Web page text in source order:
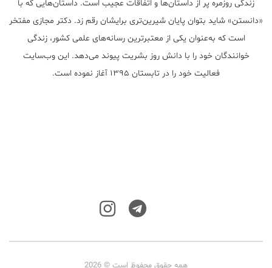
زندگی روزمره پر از داستان‌ها و اتفاقات عجیب است. داستان‌هایی که با
«دانستن» شاید بتوان پایان شیرین‌تری برایشان رقم زد. دکتر مجازی مفتخر
است که به‌عنوان یکی از معتبر‌ترین رسانه‌های علمی کشور، زندگی
خوانندگان خود را با دانش روز بشریت پیوند می‌دهد. این وب‌سایت
فعالیت خود را در تابستان ۱۳۹۵ آغاز نموده است.
همه حقوق محفوظ است © 2026